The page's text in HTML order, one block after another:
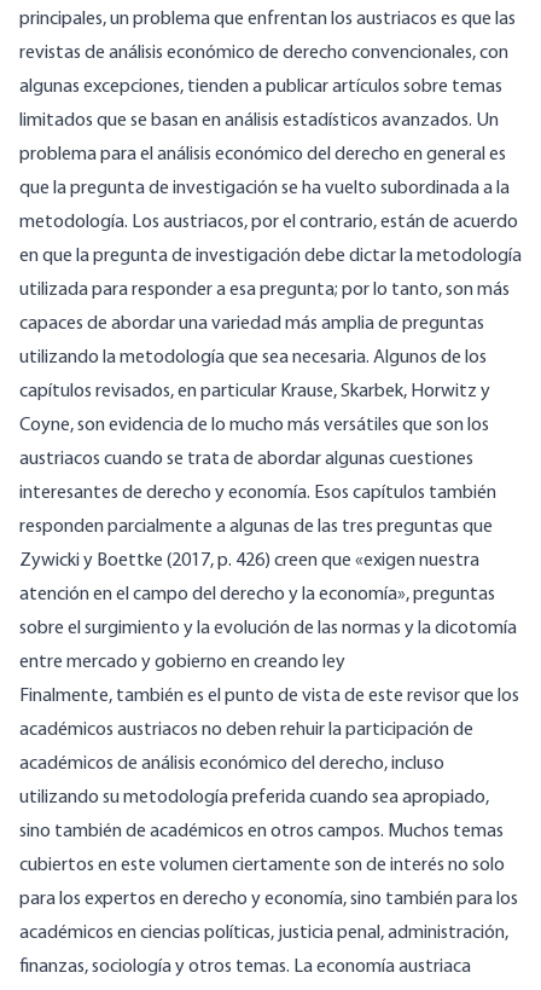
principales, un problema que enfrentan los austriacos es que las
revistas de análisis económico de derecho convencionales, con
algunas excepciones, tienden a publicar artículos sobre temas
limitados que se basan en análisis estadísticos avanzados. Un
problema para el análisis económico del derecho en general es
que la pregunta de investigación se ha vuelto subordinada a la
metodología. Los austriacos, por el contrario, están de acuerdo
en que la pregunta de investigación debe dictar la metodología
utilizada para responder a esa pregunta; por lo tanto, son más
capaces de abordar una variedad más amplia de preguntas
utilizando la metodología que sea necesaria. Algunos de los
capítulos revisados, en particular Krause, Skarbek, Horwitz y
Coyne, son evidencia de lo mucho más versátiles que son los
austriacos cuando se trata de abordar algunas cuestiones
interesantes de derecho y economía. Esos capítulos también
responden parcialmente a algunas de las tres preguntas que
Zywicki y Boettke (2017, p. 426) creen que «exigen nuestra
atención en el campo del derecho y la economía», preguntas
sobre el surgimiento y la evolución de las normas y la dicotomía
entre mercado y gobierno en creando ley
Finalmente, también es el punto de vista de este revisor que los
académicos austriacos no deben rehuir la participación de
académicos de análisis económico del derecho, incluso
utilizando su metodología preferida cuando sea apropiado,
sino también de académicos en otros campos. Muchos temas
cubiertos en este volumen ciertamente son de interés no solo
para los expertos en derecho y economía, sino también para los
académicos en ciencias políticas, justicia penal, administración,
finanzas, sociología y otros temas. La economía austriaca